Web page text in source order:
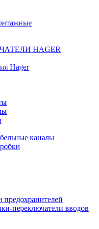
HAGER
Hager
каналы
предохранителей
переключатели вводов